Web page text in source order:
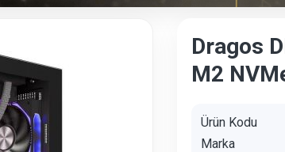
Dragos
M2
Ürün Kodu
Marka